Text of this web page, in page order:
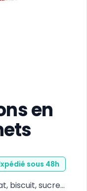
en
sous 48h
biscuit, sucre…